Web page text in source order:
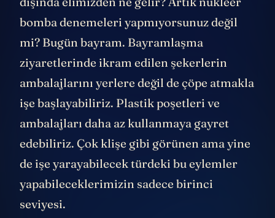
bomba denemeleri yapmıyorsunuz değil
mi? Bugün bayram. Bayramlaşma
ziyaretlerinde ikram edilen şekerlerin
ambalajlarını yerlere değil de çöpe atmakla
işe başlayabiliriz. Plastik poşetleri ve
ambalajları daha az kullanmaya gayret
edebiliriz. Çok klişe gibi görünen ama yine
de işe yarayabilecek türdeki bu eylemler
yapabileceklerimizin sadece birinci
seviyesi.